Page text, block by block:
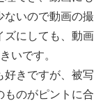
ないので動画の撮
ズにしても、動画
いです。
好きですが、被写
ものがピントに合